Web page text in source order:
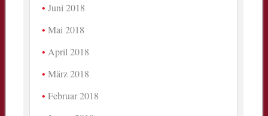
Juni 2018
Mai 2018
April 2018
März 2018
Februar 2018